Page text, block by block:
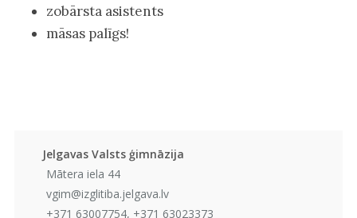
zobārsta asistents
māsas palīgs!
Jelgavas Valsts ģimnāzija
Mātera iela 44
vgim@izglitiba.jelgava.lv
+371 63007754, +371 63023373